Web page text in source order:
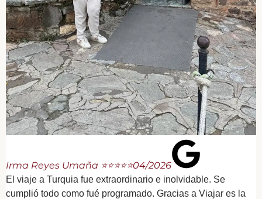
Irma Reyes Umaña ⭐⭐⭐⭐⭐04/2026
El viaje a Turquia fue extraordinario e inolvidable. Se
cumplió todo como fué programado. Gracias a Viajar es la